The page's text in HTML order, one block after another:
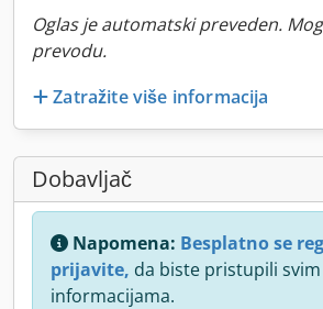
Oglas je automatski preveden.
prevodu.
Zatražite više informacija
Dobavljač
Napomena: Besplatno se
prijavite, da biste pristupili svim
informacijama.